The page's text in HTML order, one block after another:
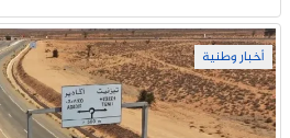
أخبار وطنية